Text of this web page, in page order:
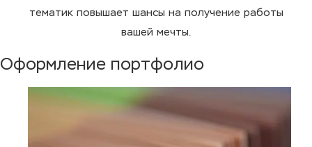
тематик повышает шансы на получение работы
вашей мечты.
Оформление портфолио